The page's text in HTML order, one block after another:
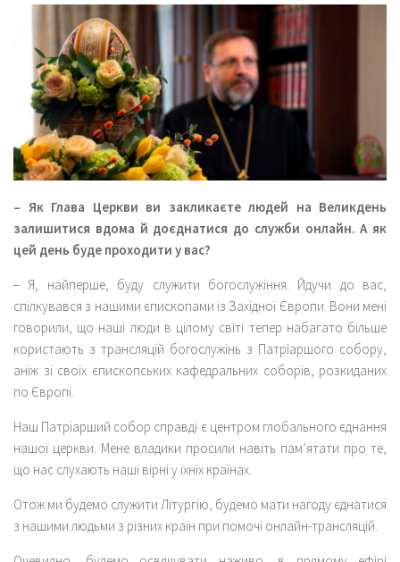
– Як Глава Церкви ви закликаєте людей на Великдень
залишитися вдома й доєднатися до служби онлайн. А як
цей день буде проходити у вас?
– Я, найперше, буду служити богослужіння. Йдучи до вас,
спілкувався з нашими єпископами із Західної Європи. Вони мені
говорили, що наші люди в цілому світі тепер набагато більше
користають з трансляцій богослужінь з Патріаршого собору,
аніж зі своїх єпископських кафедральних соборів, розкиданих
по Європі.
Наш Патріарший собор справді є центром глобального єднання
нашої церкви. Мене владики просили навіть пам’ятати про те,
що нас слухають наші вірні у їхніх країнах.
Отож ми будемо служити Літургію, будемо мати нагоду єднатися
з нашими людьми з різних країн при помочі онлайн-трансляцій.